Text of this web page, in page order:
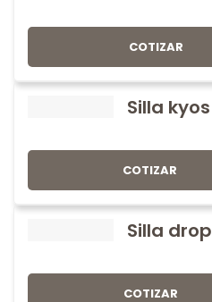
COTIZAR
Silla kyos
COTIZAR
Silla drop
COTIZAR